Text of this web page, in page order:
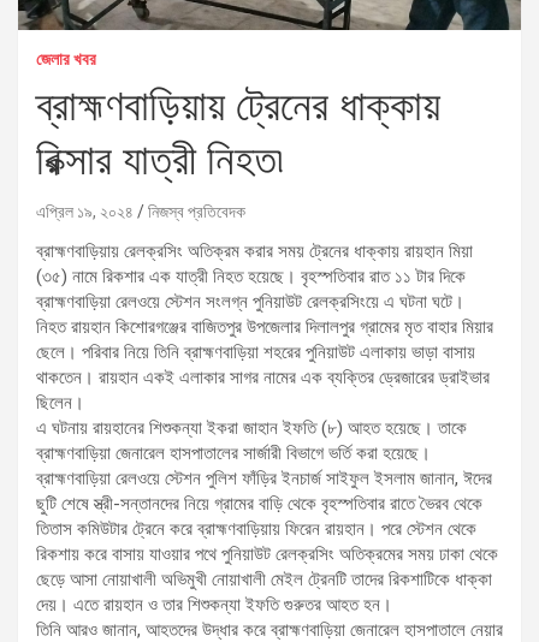
জেলার খবর
ব্রাহ্মণবাড়িয়ায় ট্রেনের ধাক্কায়
রিক্সার যাত্রী নিহত৷
এপ্রিল ১৯, ২০২৪ নিজস্ব প্রতিবেদক
ব্রাহ্মণবাড়িয়ায় রেলক্রসিং অতিক্রম করার সময় ট্রেনের ধাক্কায় রায়হান মিয়া
(৩৫) নামে রিকশার এক যাত্রী নিহত হয়েছে। বৃহস্পতিবার রাত ১১ টার দিকে
ব্রাহ্মণবাড়িয়া রেলওয়ে স্টেশন সংলগ্ন পুনিয়াউট রেলক্রসিংয়ে এ ঘটনা ঘটে।
নিহত রায়হান কিশোরগঞ্জের বাজিতপুর উপজেলার দিলালপুর গ্রামের মৃত বাহার মিয়ার
ছেলে। পরিবার নিয়ে তিনি ব্রাহ্মণবাড়িয়া শহরের পুনিয়াউট এলাকায় ভাড়া বাসায়
থাকতেন। রায়হান একই এলাকার সাগর নামের এক ব্যক্তির ড্রেজারের ড্রাইভার
ছিলেন।
এ ঘটনায় রায়হানের শিশুকন্যা ইকরা জাহান ইফতি (৮) আহত হয়েছে। তাকে
ব্রাহ্মণবাড়িয়া জেনারেল হাসপাতালের সার্জারী বিভাগে ভর্তি করা হয়েছে।
ব্রাহ্মণবাড়িয়া রেলওয়ে স্টেশন পুলিশ ফাঁড়ির ইনচার্জ সাইফুল ইসলাম জানান, ঈদের
ছুটি শেষে স্ত্রী-সন্তানদের নিয়ে গ্রামের বাড়ি থেকে বৃহস্পতিবার রাতে ভৈরব থেকে
তিতাস কমিউটার ট্রেনে করে ব্রাহ্মণবাড়িয়ায় ফিরেন রায়হান। পরে স্টেশন থেকে
রিকশায় করে বাসায় যাওয়ার পথে পুনিয়াউট রেলক্রসিং অতিক্রমের সময় ঢাকা থেকে
ছেড়ে আসা নোয়াখালী অভিমুখী নোয়াখালী মেইল ট্রেনটি তাদের রিকশাটিকে ধাক্কা
দেয়। এতে রায়হান ও তার শিশুকন্যা ইফতি গুরুতর আহত হন।
তিনি আরও জানান, আহতদের উদ্ধার করে ব্রাহ্মণবাড়িয়া জেনারেল হাসপাতালে নেয়ার